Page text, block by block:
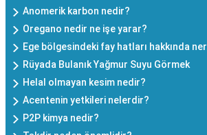
Anomerik karbon nedir?
Oregano nedir ne işe yarar?
Ege bölgesindeki fay hatları hakkında
Rüyada Bulanık Yağmur Suyu Görmek
Helal olmayan kesim nedir?
Acentenin yetkileri nelerdir?
P2P kimya nedir?